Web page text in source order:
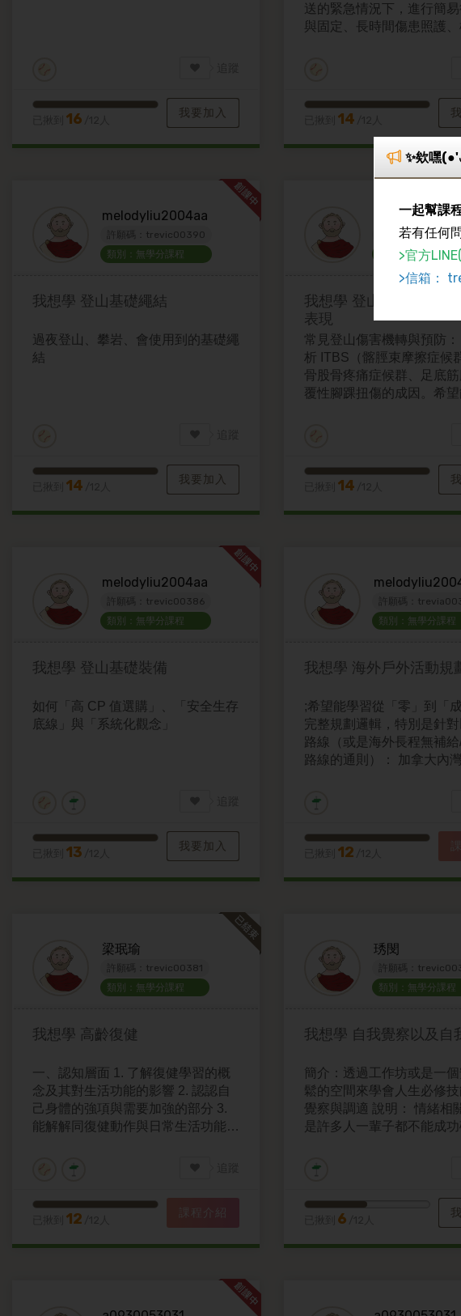
✨欸嘿
一起幫課
若有任何
>官方
>信箱：
我要加入
16
送的緊急情況下，進行簡
與固定、長時間傷患照護
14
melodyliu2004aa
許願碼：trevic00390
類別：無學分課程
我想學 登山基礎繩結
過夜登山、攀岩、會使用到的基礎繩
結
我要加入
14
許願碼：
類別：無學分課程
我想學 登山的運動傷害
表現
常見登山傷害機轉與預防
析 ITBS（髂脛束摩擦症候
骨股骨疼痛症候群、足底筋
覆性腳踝扭傷的成因。希
14
melodyliu2004aa
許願碼：trevic00386
類別：無學分課程
我想學 登山基礎裝備
如何「高 CP 值選購」、「安全生存
底線」與「系統化觀念」
我要加入
13
許願碼：
類別：無學分課程
我想學 海外戶外活動規劃
;希望能學習從「零」到「
完整規劃邏輯，特別是針
路線（或是海外長程無補
路線的通則）： 加拿大內
12
梁珉瑜
許願碼：trevic00381
類別：無學分課程
我想學 高齡復健
一、認知層面 1. 了解復健學習的概
念及其對生活功能的影響 2. 認認自
己身體的強項與需要加強的部分 3.
能解解同復健動作與日常生活功能的
身體評估辨識自己在平衡、肌力、手
各項復健練習動作 （如手部靈活、
下肢力量、核心穩定、平衡協調）
活任務中・提高生活自理能力 4. 整
步 三、情意層面 1. 能培關注自身身
課程介紹
12
琇閔
許願碼：
類別：無學分課程
我想學 自我覺察以及自
簡介：透過工作坊或是一
鬆的空間來學會人生必修
覺察與調適 說明： 情緒相
是許多人一輩子都不能成
這兩個重要的技能：自我
我調適6